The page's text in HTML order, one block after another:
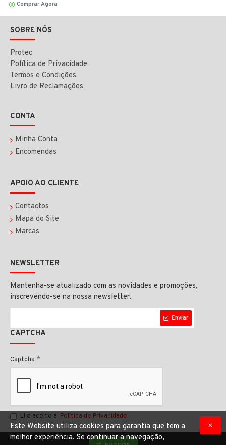
Comprar Agora
SOBRE NÓS
Protec
Política de Privacidade
Termos e Condições
Livro de Reclamações
CONTA
Minha Conta
Encomendas
APOIO AO CLIENTE
Contactos
Mapa do Site
Marcas
NEWSLETTER
Mantenha-se atualizado com as novidades e promoções,
inscrevendo-se na nossa newsletter.
Enviar
CAPTCHA
Captcha
Li e aceito a Política de Privacidade
Este Website utiliza cookies para garantia que tem a
melhor experiência. Se continuar a navegação,